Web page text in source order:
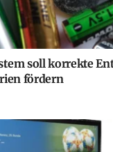
soll korrekte
fördern